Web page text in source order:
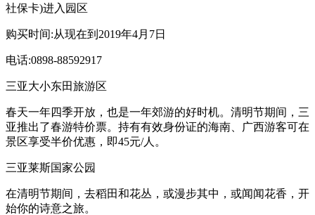
社保卡)进入园区
购买时间:从现在到2019年4月7日
电话:0898-88592917
三亚大小东田旅游区
春天一年四季开放，也是一年郊游的好时机。清明节期间，三
亚推出了春游特价票。持有有效身份证的海南、广西游客可在
景区享受半价优惠，即45元/人。
三亚莱斯国家公园
在清明节期间，去稻田和花丛，或漫步其中，或闻闻花香，开
始你的诗意之旅。